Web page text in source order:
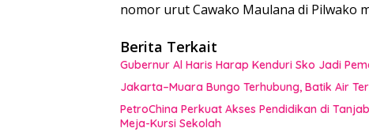
nomor urut Cawako Maulana di Pilwako
Berita Terkait
Gubernur Al Haris Harap Kenduri Sko Jadi
Jakarta–Muara Bungo Terhubung, Batik Air
PetroChina Perkuat Akses Pendidikan di
Meja-Kursi Sekolah